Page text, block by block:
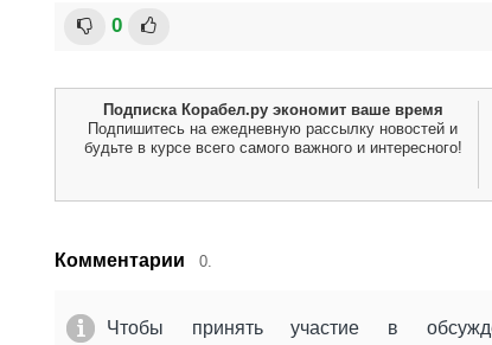
0
Подписка Корабел.ру экономит ваше время
Подпишитесь на ежедневную рассылку новостей и
будьте в курсе всего самого важного и интересного!
Комментарии 0.
Чтобы принять участие в